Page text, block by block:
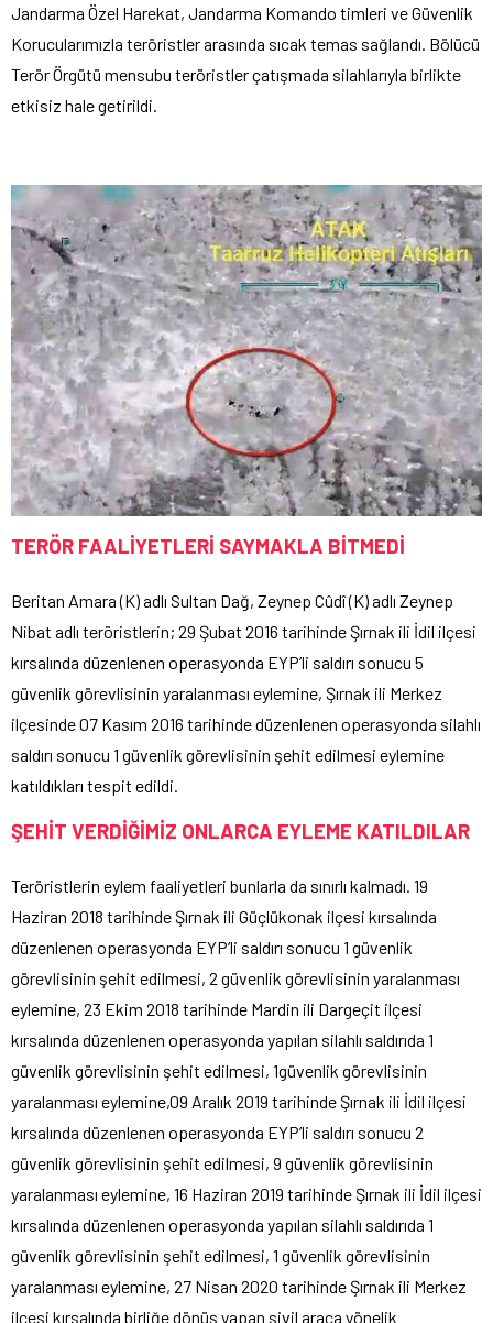
Jandarma Özel Harekat, Jandarma Komando timleri ve Güvenlik
Korucularımızla teröristler arasında sıcak temas sağlandı. Bölücü
Terör Örgütü mensubu teröristler çatışmada silahlarıyla birlikte
etkisiz hale getirildi.
TERÖR FAALİYETLERİ SAYMAKLA BİTMEDİ
Beritan Amara (K) adlı Sultan Dağ, Zeynep Cûdî (K) adlı Zeynep
Nibat adlı teröristlerin; 29 Şubat 2016 tarihinde Şırnak ili İdil ilçesi
kırsalında düzenlenen operasyonda EYP’li saldırı sonucu 5
güvenlik görevlisinin yaralanması eylemine, Şırnak ili Merkez
ilçesinde 07 Kasım 2016 tarihinde düzenlenen operasyonda silahlı
saldırı sonucu 1 güvenlik görevlisinin şehit edilmesi eylemine
katıldıkları tespit edildi.
ŞEHİT VERDİĞİMİZ ONLARCA EYLEME KATILDILAR
Teröristlerin eylem faaliyetleri bunlarla da sınırlı kalmadı. 19
Haziran 2018 tarihinde Şırnak ili Güçlükonak ilçesi kırsalında
düzenlenen operasyonda EYP’li saldırı sonucu 1 güvenlik
görevlisinin şehit edilmesi, 2 güvenlik görevlisinin yaralanması
eylemine, 23 Ekim 2018 tarihinde Mardin ili Dargeçit ilçesi
kırsalında düzenlenen operasyonda yapılan silahlı saldırıda 1
güvenlik görevlisinin şehit edilmesi, 1güvenlik görevlisinin
yaralanması eylemine,09 Aralık 2019 tarihinde Şırnak ili İdil ilçesi
kırsalında düzenlenen operasyonda EYP’li saldırı sonucu 2
güvenlik görevlisinin şehit edilmesi, 9 güvenlik görevlisinin
yaralanması eylemine, 16 Haziran 2019 tarihinde Şırnak ili İdil ilçesi
kırsalında düzenlenen operasyonda yapılan silahlı saldırıda 1
güvenlik görevlisinin şehit edilmesi, 1 güvenlik görevlisinin
yaralanması eylemine, 27 Nisan 2020 tarihinde Şırnak ili Merkez
ilçesi kırsalında birliğe dönüş yapan sivil araca yönelik